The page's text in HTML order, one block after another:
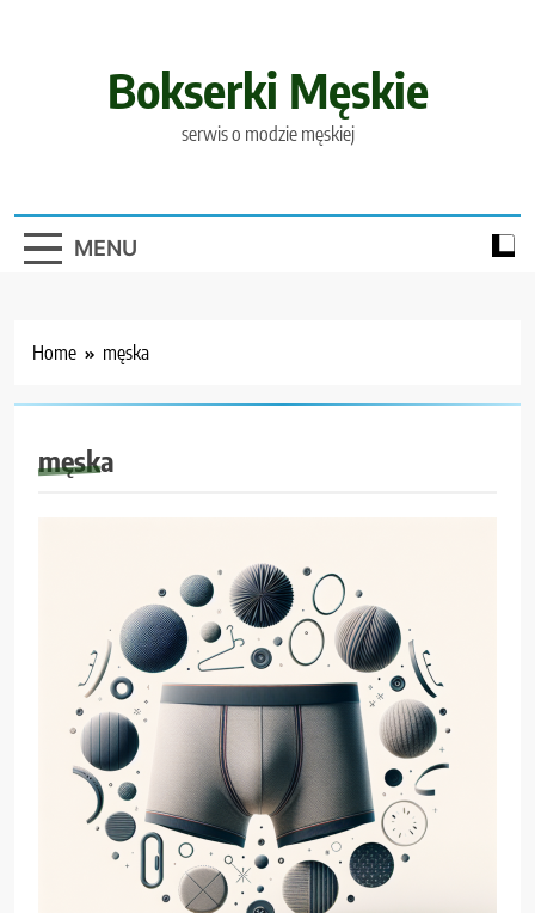
Bokserki Męskie
serwis o modzie męskiej
MENU
Home męska
męska